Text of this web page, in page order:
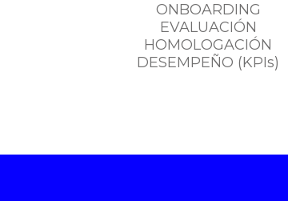
ONBOARDING
EVALUACIÓN
HOMOLOGACIÓN
DESEMPEÑO (KPIs)